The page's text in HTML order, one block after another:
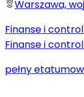
Warszawa,
Finanse i
Finanse i
pełny etat